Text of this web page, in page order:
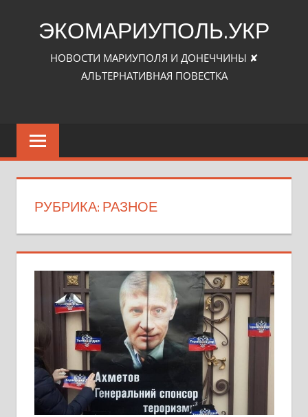
ЭКОМАРИУПОЛЬ.УКР
НОВОСТИ МАРИУПОЛЯ И ДОНЕЧЧИНЫ ✘
АЛЬТЕРНАТИВНАЯ ПОВЕСТКА
РУБРИКА:РАЗНОЕ